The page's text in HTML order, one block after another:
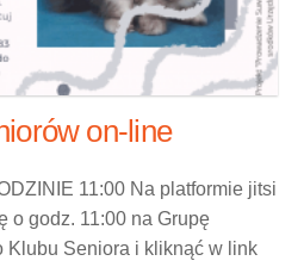
on-line
11:00 Na platformie jitsi
o godz. 11:00 na Grupę
Klubu Seniora i kliknąć w link